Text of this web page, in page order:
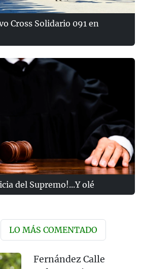
Cross Solidario 091 en
del Supremo!...Y olé
LO MÁS COMENTADO
Fernández Calle